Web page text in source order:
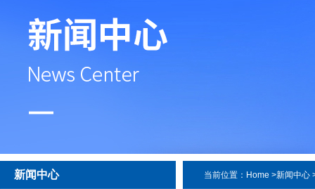
新闻中心 当前位置： Home >新闻中心